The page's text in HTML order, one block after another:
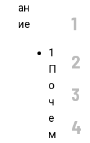
ан
ие
1
П
о
ч
е
м